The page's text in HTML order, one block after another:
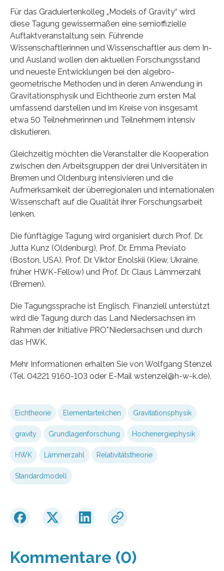
Für das Graduiertenkolleg „Models of Gravity“ wird
diese Tagung gewissermaßen eine semioffizielle
Auftaktveranstaltung sein. Führende
Wissenschaftlerinnen und Wissenschaftler aus dem In-
und Ausland wollen den aktuellen Forschungsstand
und neueste Entwicklungen bei den algebro-
geometrische Methoden und in deren Anwendung in
Gravitationsphysik und Eichtheorie zum ersten Mal
umfassend darstellen und im Kreise von insgesamt
etwa 50 Teilnehmerinnen und Teilnehmern intensiv
diskutieren.
Gleichzeitig möchten die Veranstalter die Kooperation
zwischen den Arbeitsgruppen der drei Universitäten in
Bremen und Oldenburg intensivieren und die
Aufmerksamkeit der überregionalen und internationalen
Wissenschaft auf die Qualität ihrer Forschungsarbeit
lenken.
Die fünftägige Tagung wird organisiert durch Prof. Dr.
Jutta Kunz (Oldenburg), Prof. Dr. Emma Previato
(Boston, USA), Prof. Dr. Viktor Enolskii (Kiew, Ukraine,
früher HWK-Fellow) und Prof. Dr. Claus Lämmerzahl
(Bremen).
Die Tagungssprache ist Englisch. Finanziell unterstützt
wird die Tagung durch das Land Niedersachsen im
Rahmen der Initiative PRO*Niedersachsen und durch
das HWK.
Mehr Informationen erhalten Sie von Wolfgang Stenzel
(Tel. 04221 9160-103 oder E-Mail wstenzel@h-w-k.de).
Eichtheorie Elementarteilchen Gravitationsphysik
gravity Grundlagenforschung Hochenergiephysik
HWK Lämmerzahl Relativitätstheorie
Standardmodell
Kommentare (0)